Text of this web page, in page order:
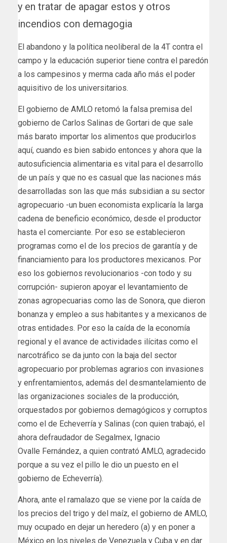
y en tratar de apagar estos y otros
incendios con demagogia
El abandono y la política neoliberal de la 4T contra el
campo y la educación superior tiene contra el paredón
a los campesinos y merma cada año más el poder
aquisitivo de los universitarios.
El gobierno de AMLO retomó la falsa premisa del
gobierno de Carlos Salinas de Gortari de que sale
más barato importar los alimentos que producirlos
aquí, cuando es bien sabido entonces y ahora que la
autosuficiencia alimentaria es vital para el desarrollo
de un país y que no es casual que las naciones más
desarrolladas son las que más subsidian a su sector
agropecuario -un buen economista explicaría la larga
cadena de beneficio económico, desde el productor
hasta el comerciante. Por eso se establecieron
programas como el de los precios de garantía y de
financiamiento para los productores mexicanos. Por
eso los gobiernos revolucionarios -con todo y su
corrupción- supieron apoyar el levantamiento de
zonas agropecuarias como las de Sonora, que dieron
bonanza y empleo a sus habitantes y a mexicanos de
otras entidades. Por eso la caída de la economía
regional y el avance de actividades ilícitas como el
narcotráfico se da junto con la baja del sector
agropecuario por problemas agrarios con invasiones
y enfrentamientos, además del desmantelamiento de
las organizaciones sociales de la producción,
orquestados por gobiernos demagógicos y corruptos
como el de Echeverría y Salinas (con quien trabajó, el
ahora defraudador de Segalmex, Ignacio
Ovalle Fernández, a quien contrató AMLO, agradecido
porque a su vez el pillo le dio un puesto en el
gobierno de Echeverría).
Ahora, ante el ramalazo que se viene por la caída de
los precios del trigo y del maíz, el gobierno de AMLO,
muy ocupado en dejar un heredero (a) y en poner a
México en los niveles de Venezuela y Cuba y en dar